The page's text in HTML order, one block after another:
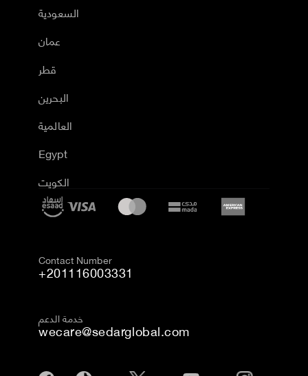
السعودية
عمان
قطر
البحرين
العالمية
Egypt
الكويت
Contact Number
+201116003331
خدمة الدعم
wecare@sedarglobal.com